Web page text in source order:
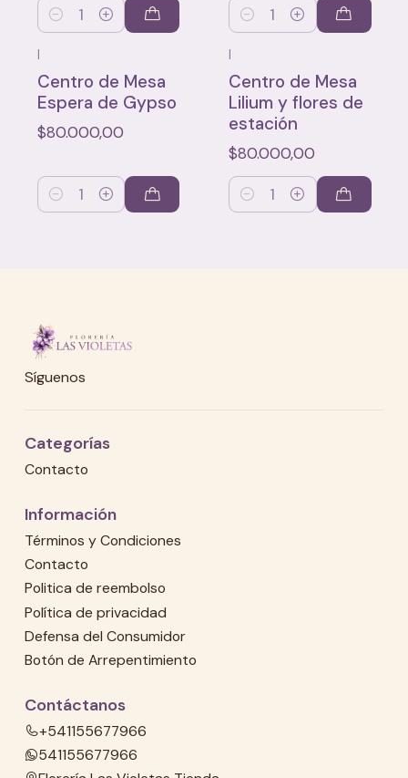
Cantidad Cantidad
|
Centro de Mesa
Espera de Gypso
$80.000,00
Cantidad
|
Centro de Mesa
Lilium y flores de
estación
$80.000,00
Cantidad
Síguenos
Categorías
Contacto
Información
Términos y Condiciones
Contacto
Politica de reembolso
Política de privacidad
Defensa del Consumidor
Botón de Arrepentimiento
Contáctanos
+541155677966
541155677966